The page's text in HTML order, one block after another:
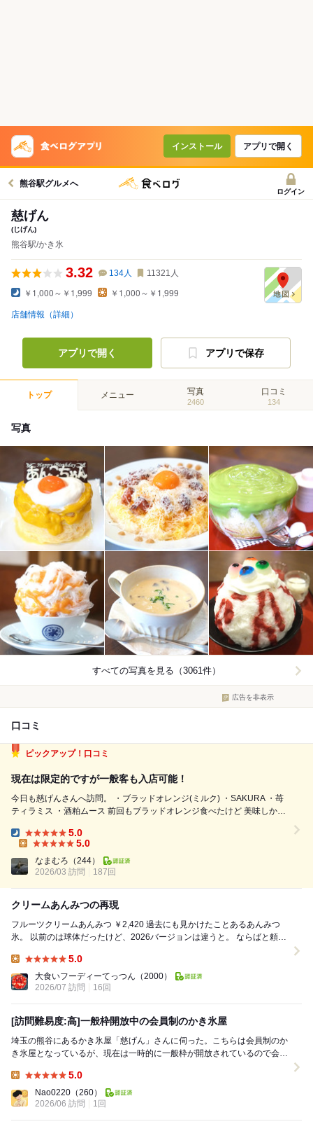
インストール アプリで開く
熊谷駅グルメへ
ログイン
慈げん
(じげん)
熊谷駅/かき氷
3.32 134人 11321 人
￥1,000～￥1,999 ￥1,000～￥1,999
店舗情報（詳細）
アプリで開く アプリで保存
トップ メニュー 写真
2460
口コミ
134
写真
すべての写真を見る（3061件）
広告を非表示
口コミ
ピックアップ！口コミ
現在は限定的ですが一般客も入店可能！
今日も慈げんさんへ訪問。 ・ブラッドオレンジ(ミルク) ・SAKURA ・苺
ティラミス ・酒粕ムース 前回もブラッドオレンジ食べたけど 美味しかっ
Dinner:
5.0
5.0
なまむろ （244）
2026/03 訪問
187回
クリームあんみつの再現
フルーツクリームあんみつ ￥2,420 過去にも見かけたことあるあんみつ
氷。 以前のは球体だったけど、2026バージョンは違うと。 ならばと頼ん
5.0
大食いフーディーてっつん （2000）
2026/07 訪問
16回
[訪問難易度:高]一般枠開放中の会員制のかき氷屋
埼玉の熊谷にあるかき氷屋「慈げん」さんに伺った。こちらは会員制のか
き氷屋となっているが、現在は一時的に一般枠が開放されているので会員
5.0
Nao0220 （260）
2026/06 訪問
1回